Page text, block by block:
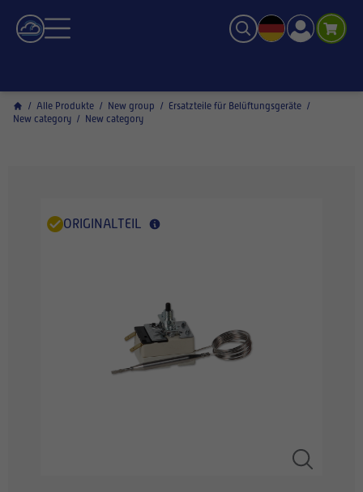
/ Alle Produkte / New group / Ersatzteile für Belüftungsgeräte /
New category / New category
ORIGINALTEIL